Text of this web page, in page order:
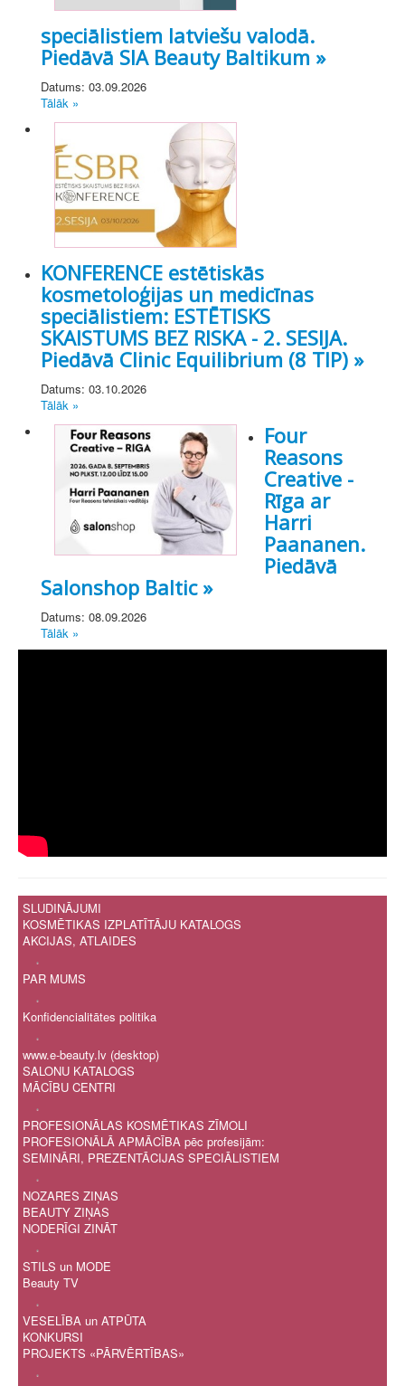
speciālistiem latviešu valodā.
Piedāvā SIA Beauty Baltikum »
Datums: 03.09.2026
Tālāk »
KONFERENCE estētiskās
kosmetoloģijas un medicīnas
speciālistiem: ESTĒTISKS
SKAISTUMS BEZ RISKA - 2. SESIJA.
Piedāvā Clinic Equilibrium (8 TIP) »
Datums: 03.10.2026
Tālāk »
Four
Reasons
Creative -
Rīga ar
Harri
Paananen.
Piedāvā
Salonshop Baltic »
Datums: 08.09.2026
Tālāk »
SLUDINĀJUMI
KOSMĒTIKAS IZPLATĪTĀJU KATALOGS
AKCIJAS, ATLAIDES
.
PAR MUMS
.
Konfidencialitātes politika
.
www.e-beauty.lv (desktop)
SALONU KATALOGS
MĀCĪBU CENTRI
.
PROFESIONĀLAS KOSMĒTIKAS ZĪMOLI
PROFESIONĀLĀ APMĀCĪBA pēc profesijām:
SEMINĀRI, PREZENTĀCIJAS SPECIĀLISTIEM
.
NOZARES ZIŅAS
BEAUTY ZIŅAS
NODERĪGI ZINĀT
.
STILS un MODE
Beauty TV
.
VESELĪBA un ATPŪTA
KONKURSI
PROJEKTS «PĀRVĒRTĪBAS»
.